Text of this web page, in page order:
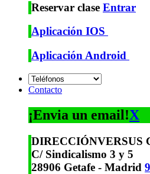
Reservar clase Entrar
Aplicación IOS
Aplicación Android
Contacto
¡Envia un email!X
DIRECCIÓNVERSUS
C/ Sindicalismo 3 y 5
28906 Getafe - Madrid